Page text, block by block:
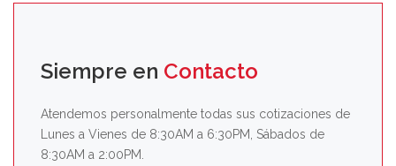
Siempre en Contacto
Atendemos personalmente todas sus cotizaciones de
Lunes a Vienes de 8:30AM a 6:30PM, Sábados de
8:30AM a 2:00PM.